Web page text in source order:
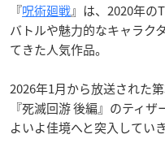
『呪術廻戦』は、2020年の
バトルや魅力的なキャラク
てきた人気作品。
2026年1月から放送された
『死滅回游 後編』のティ
よいよ佳境へと突入していき